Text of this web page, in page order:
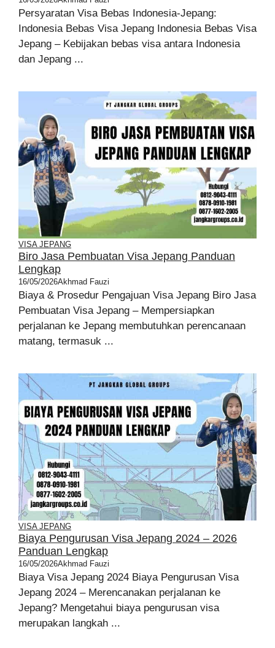
Persyaratan Visa Bebas Indonesia-Jepang:
Indonesia Bebas Visa Jepang Indonesia Bebas Visa
Jepang – Kebijakan bebas visa antara Indonesia
dan Jepang ...
VISA JEPANG
Biro Jasa Pembuatan Visa Jepang Panduan
Lengkap
16/05/2026Akhmad Fauzi
Biaya & Prosedur Pengajuan Visa Jepang Biro Jasa
Pembuatan Visa Jepang – Mempersiapkan
perjalanan ke Jepang membutuhkan perencanaan
matang, termasuk ...
VISA JEPANG
Biaya Pengurusan Visa Jepang 2024 – 2026
Panduan Lengkap
16/05/2026Akhmad Fauzi
Biaya Visa Jepang 2024 Biaya Pengurusan Visa
Jepang 2024 – Merencanakan perjalanan ke
Jepang? Mengetahui biaya pengurusan visa
merupakan langkah ...